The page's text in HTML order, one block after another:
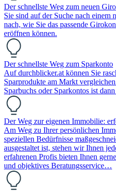
Der schnellste Weg zum neuen
Sie sind auf der Suche nach einem
nach, wie Sie das passende
eröffnen können.
Der schnellste Weg zum Sparkonto
Auf durchblicker.at können Sie
Sparprodukte am Markt
Sparbuchs oder Sparkontos ist
Der Weg zur eigenen Immobilie:
Am Weg zu Ihrer persönlichen
speziellen Bedürfnisse
ausgestaltet ist, stehen wir Ihnen
erfahrenen Profis bieten Ihnen
und objektives Beratungsservice…